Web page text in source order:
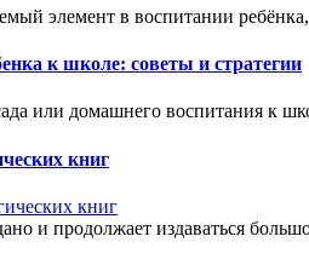
элемент в воспитании
к школе: советы и стратегии
или домашнего воспитания к
книг
и продолжает издаваться